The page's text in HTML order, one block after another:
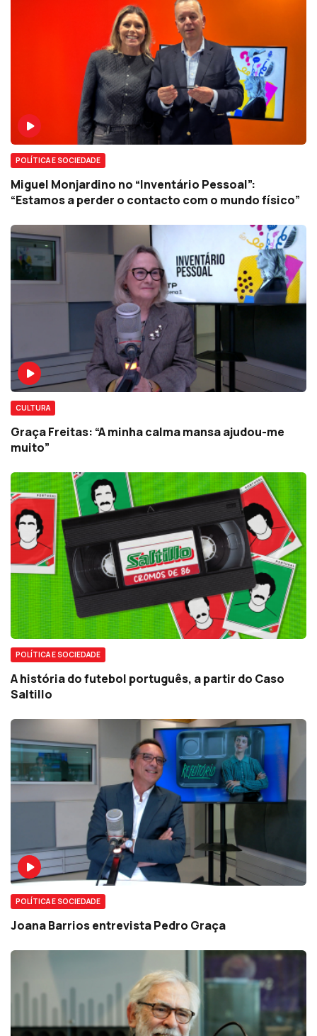
POLÍTICA E SOCIEDADE
Miguel Monjardino no “Inventário Pessoal”:
“Estamos a perder o contacto com o mundo físico”
CULTURA
Graça Freitas: “A minha calma mansa ajudou-me
muito”
POLÍTICA E SOCIEDADE
A história do futebol português, a partir do Caso
Saltillo
POLÍTICA E SOCIEDADE
Joana Barrios entrevista Pedro Graça